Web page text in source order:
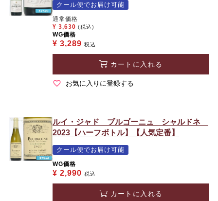
クール便でお届け可能
通常価格
¥ 3,630 (税込)
WG価格
¥ 3,289 税込
カートに入れる
お気に入りに登録する
ルイ・ジャド ブルゴーニュ シャルドネ
2023【ハーフボトル】【人気定番】
クール便でお届け可能
WG価格
¥ 2,990 税込
カートに入れる